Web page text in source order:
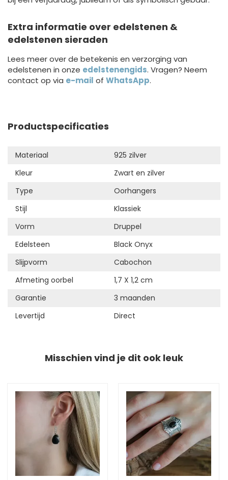
Extra informatie over edelstenen &
edelstenen sieraden
Lees meer over de betekenis en verzorging van
edelstenen in onze edelstenengids. Vragen? Neem
contact op via e-mail of WhatsApp.
Productspecificaties
Materiaal
925 zilver
Kleur
Zwart en zilver
Type
Oorhangers
Stijl
Klassiek
Vorm
Druppel
Edelsteen
Black Onyx
Slijpvorm
Cabochon
Afmeting oorbel
1,7 X 1,2 cm
Garantie
3 maanden
Levertijd
Direct
Misschien vind je dit ook leuk